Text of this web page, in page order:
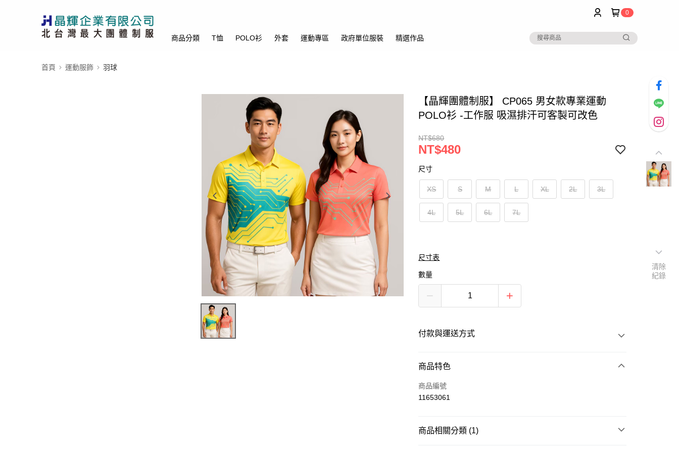
0
商品分類 T恤 POLO衫 外套 運動專區 政府單位服裝 精選作品
首頁 運動服飾 羽球
【晶輝團體制服】 CP065 男女款專業運動
POLO衫 -工作服 吸濕排汗可客製可改色
NT$680
NT$480
尺寸
XS S M L XL 2L 3L
4L 5L 6L 7L
尺寸表
數量
付款與運送方式
付款方式
信用卡一次付款
黑貓
商品特色
商品編號
11653061
商品相關分類 (1)
清除
紀錄